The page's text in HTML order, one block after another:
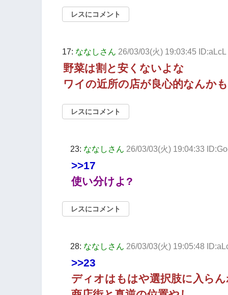
レスにコメント
17: ななしさん 26/03/03(火) 19:03:45 ID:aLcL
野菜は割と安くないよな
ワイの近所の店が良心的なんか
レスにコメント
23: ななしさん 26/03/03(火) 19:04:33
>>17
使い分けよ?
レスにコメント
28: ななしさん 26/03/03(火) 19:05:48
>>23
ディオはもはや選択肢に入ら